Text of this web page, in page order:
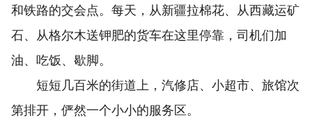
和铁路的交会点。每天，从新疆拉棉花、从西藏运矿
石、从格尔木送钾肥的货车在这里停靠，司机们加
油、吃饭、歇脚。
短短几百米的街道上，汽修店、小超市、旅馆次
第排开，俨然一个小小的服务区。